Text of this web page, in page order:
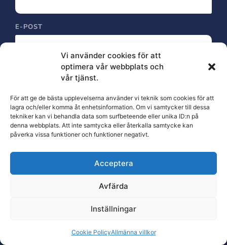
Vi använder cookies för att
optimera vår webbplats och
vår tjänst.
För att ge de bästa upplevelserna använder vi teknik som cookies för att
lagra och/eller komma åt enhetsinformation. Om vi samtycker till dessa
tekniker kan vi behandla data som surfbeteende eller unika ID:n på
denna webbplats. Att inte samtycka eller återkalla samtycke kan
påverka vissa funktioner och funktioner negativt.
Acceptera
Avfärda
Inställningar
Cookie PolicyAllmänna villkor
E-POST
MEDDELANDE
Användarvillkorgäller.